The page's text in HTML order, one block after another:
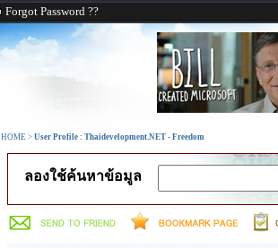
Forgot Password ??
HOME > User Profile : Thaidevelopment.NET - Freedom
ลองใช้ค้นหาข้อมูล